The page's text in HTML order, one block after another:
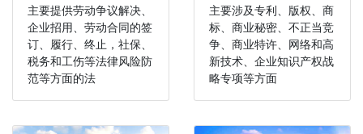
主要提供劳动争议解决、
企业招用、劳动合同的签
订、履行、终止，社保、
税务和工伤等法律风险防
范等方面的法
主要涉及专利、版权、商
标、商业秘密、不正当竞
争、商业特许、网络和高
新技术、企业知识产权战
略专项等方面